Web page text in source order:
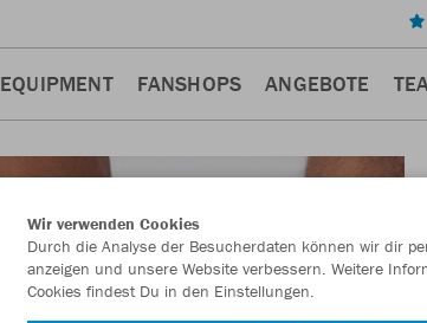
EQUIPMENT FANSHOPS ANGEBOTE
Wir verwenden Cookies
Durch die Analyse der Besucherdaten können wir dir
anzeigen und unsere Website verbessern. Weitere
Cookies findest Du in den Einstellungen.